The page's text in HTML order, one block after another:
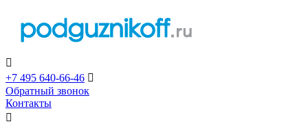

+7 495 640-66-46 
Обратный звонок
Контакты
